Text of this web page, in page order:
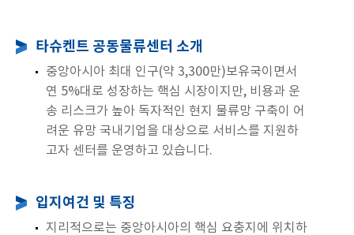
타슈켄트 공동물류센터 소개
중앙아시아 최대 인구(약 3,300만)보유국이면서
연 5%대로 성장하는 핵심 시장이지만, 비용과 운
송 리스크가 높아 독자적인 현지 물류망 구축이 어
려운 유망 국내기업을 대상으로 서비스를 지원하
고자 센터를 운영하고 있습니다.
입지여건 및 특징
지리적으로는 중앙아시아의 핵심 요충지에 위치하